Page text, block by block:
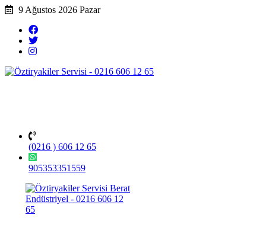
9 Ağustos 2026 Pazar
(0216 ) 606 12 65
905353351559